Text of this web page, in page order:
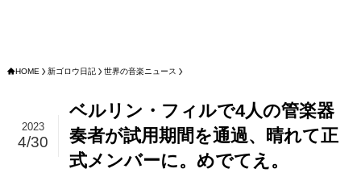
HOME 新ゴロウ日記 世界の音楽ニュース
ベルリン・フィルで4人の管楽器
奏者が試用期間を通過、晴れて正
式メンバーに。めでてえ。
2023
4/30